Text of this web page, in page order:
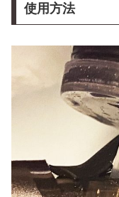
使用方法